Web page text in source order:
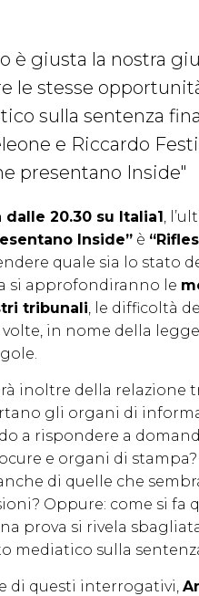
è giusta la nostra
le stesse
sulla sentenza
e Riccardo
presentano Inside"
dalle 20.30 su Italia1 ,
Inside” è
quale sia lo stato
si approfondiranno le
tribunali , le difficoltà
volte, in nome della
inoltre della relazione
gli organi di
a rispondere a
e organi di
anche di quelle che
Oppure: come si fa
prova si rivela
mediatico sulla
di questi interrogativi,